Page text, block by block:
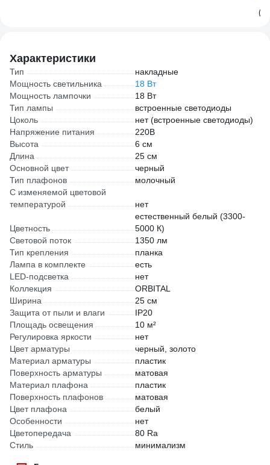
Характеристики
Тип
накладные
Мощность светильника
18 Вт
Мощность лампочки
18 Вт
Тип лампы
встроенные светодиоды
Цоколь
нет (встроенные светодиоды)
Напряжение питания
220В
Высота
6 см
Длина
25 см
Основной цвет
черный
Тип плафонов
молочный
С изменяемой цветовой
температурой
нет
Цветность
естественный белый (3300-
5000 К)
Световой поток
1350 лм
Тип крепления
планка
Лампа в комплекте
есть
LED-подсветка
нет
Коллекция
ORBITAL
Ширина
25 см
Защита от пыли и влаги
IP20
Площадь освещения
10 м²
Регулировка яркости
нет
Цвет арматуры
черный, золото
Материал арматуры
пластик
Поверхность арматуры
матовая
Материал плафона
пластик
Поверхность плафонов
матовая
Цвет плафона
белый
Особенности
нет
Цветопередача
80 Ra
Стиль
минимализм